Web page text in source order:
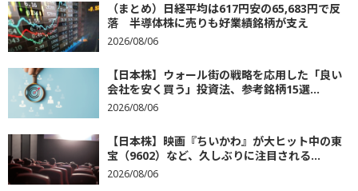
（まとめ）日経平均は617円安の65,683円で反
落 半導体株に売りも好業績銘柄が支え
2026/08/06
【日本株】ウォール街の戦略を応用した「良い
会社を安く買う」投資法、参考銘柄15選...
2026/08/06
【日本株】映画『ちいかわ』が大ヒット中の東
宝（9602）など、久しぶりに注目される...
2026/08/06